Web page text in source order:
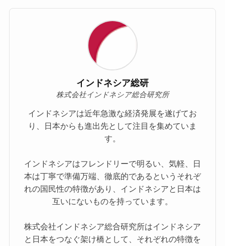
インドネシア総研
株式会社インドネシア総合研究所
インドネシアは近年急激な経済発展を遂げてお
り、日本からも進出先として注目を集めていま
す。
インドネシアはフレンドリーで明るい、気軽、日
本は丁寧で準備万端、徹底的であるというそれぞ
れの国民性の特徴があり、インドネシアと日本は
互いにないものを持っています。
株式会社インドネシア総合研究所はインドネシア
と日本をつなぐ架け橋として、それぞれの特徴を